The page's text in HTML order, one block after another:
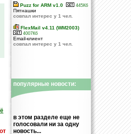
Puzz for ARM v1.0 445Кб
Пятнашки
совпал интерес у 1 чел.
FlexMail v4.11 (WM2003)
4007Кб
Email-клиент
совпал интерес у 1 чел.
популярные новости:
в этом разделе еще не
голосовали ни за одну
новость...